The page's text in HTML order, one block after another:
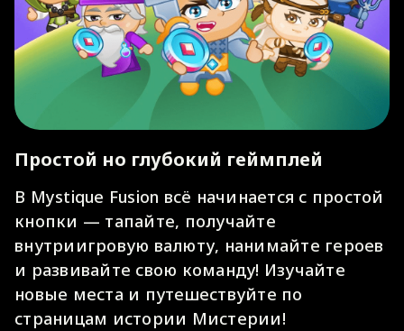
Простой но глубокий геймплей
В Mystique Fusion всё начинается с простой
кнопки — тапайте, получайте
внутриигровую валюту, нанимайте героев
и развивайте свою команду! Изучайте
новые места и путешествуйте по
страницам истории Мистерии!